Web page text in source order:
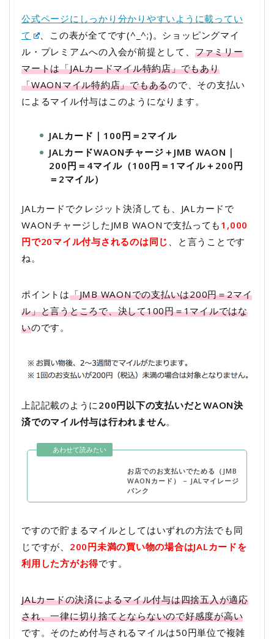
公式ページにしっかり分かりやすいように載ってい
て
、この表が全てです(^_^;)。ショッピングマイ
ル・プレミアムへの入会が前提として、 ファミリー
マートは「JALカードマイル特約店」でもあり
「WAONマイル特約店」でもあるので、その支払い
によるマイル付与はこのようになります。
JALカード｜100円＝2マイル
JALカードWAONチャージ＋JMB WAON｜
200円＝4マイル（100円＝1マイル＋200円
＝2マイル）
JALカードでクレジット決済しても、JALカードで
WAONチャージしたJMB WAONで支払っても 1,000
円で20マイル付与されるのは同じ
、と言うことです
ね。
ポイントは「JMB WAONでの支払いは200円＝2マイ
ル」と言うところで、決して100円＝1マイルではな
いのです。
上記記載のように 200円以下の支払いだとWAON決
済でのマイル付与は行われません。
お店でのお支払いでためる（JMB
WAONカード） – JALマイレージ
バンク
ですので貯まるマイルとしてはいずれの方法でも同
じですが、 200円未満の買い物の場合はJALカードを
利用した方がお得です。
JALカードの決済によるマイル付与は四捨五入が適応
され、一律に切り捨てとならないので好感度が高い
です。そのため付与されるマイルは50円単位で複雑